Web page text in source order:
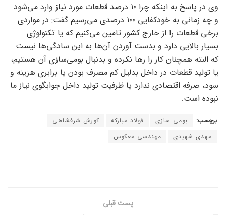
وی در پاسخ به اینکه چرا ۱۰ درصد قطعات مورد نیاز وارد می‌شود
و چه زمانی به خودکفایی ۱۰۰ درصدی می‌رسیم گفت: در مواردی
برخی قطعات را از خارج کشور تامین می‌کنیم که یا تکنولوژی
بسیار بالایی دارد و بدست آوردن آن‌ها به این سادگی‌ها نیست
که البته همچنان کار را رها نکرده و بدنبال بومی‌سازی آن هستیم،
یا تولید قطعات در داخل بدلیل کم مصرف بودن یا برابری هزینه و
سود، صرفه اقتصادی ندارد یا ظرفیت تولید داخل جوابگوی نیاز ما
نبوده است.
برچسب: بومی سازی فولاد مبارکه
کورش شرفشاهی
مهدی شهیدی
مهندسی معکوس
پست قبلی